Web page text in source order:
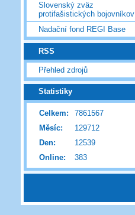
Slovenský zväz
protifašistických bojovníkov
Nadační fond REGI Base
RSS
Přehled zdrojů
Statistiky
Online: 383
Celkem:
7861567
Měsíc:
129712
Den:
12539